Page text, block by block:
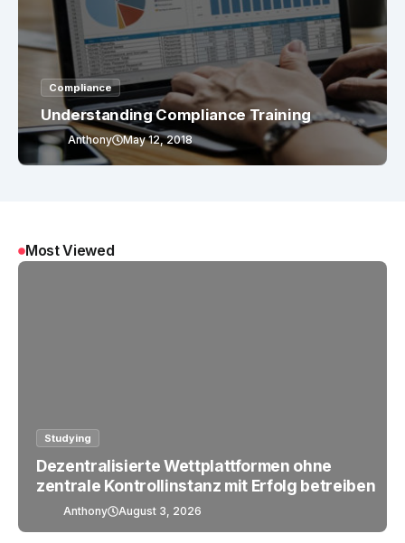
Compliance
Understanding Compliance Training
Anthony May 12, 2018
Most Viewed
Studying
Dezentralisierte Wettplattformen ohne
zentrale Kontrollinstanz mit Erfolg betreiben
Anthony August 3, 2026